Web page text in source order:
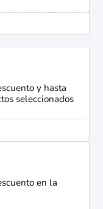
y hasta
seleccionados
en la